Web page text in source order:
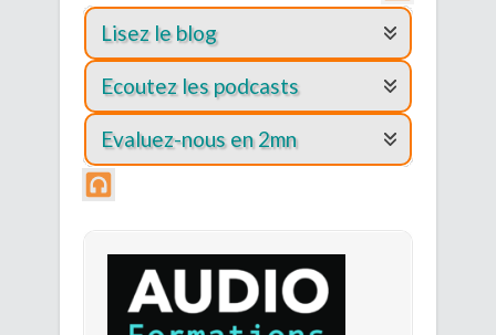
Lisez le blog
Ecoutez les podcasts
Evaluez-nous en 2mn